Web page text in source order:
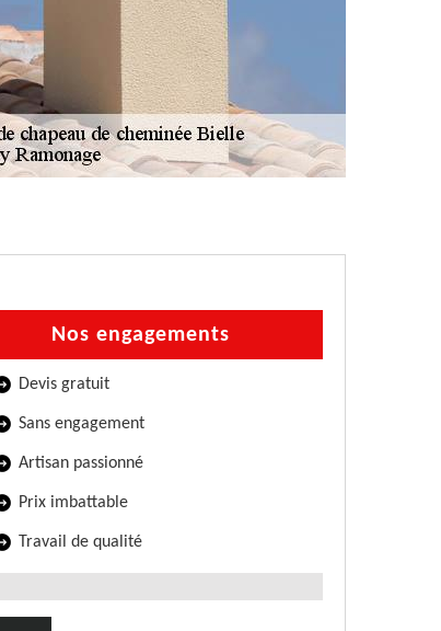
Nos engagements
Devis gratuit
Sans engagement
Artisan passionné
Prix imbattable
Travail de qualité